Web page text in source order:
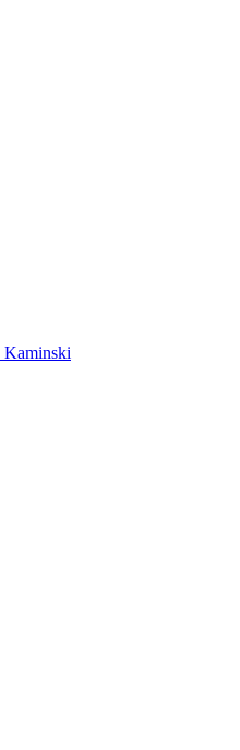
Kaminski